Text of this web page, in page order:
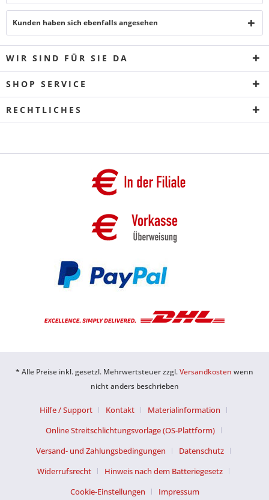
Kunden haben sich ebenfalls angesehen
WIR SIND FÜR SIE DA
SHOP SERVICE
RECHTLICHES
* Alle Preise inkl. gesetzl. Mehrwertsteuer zzgl.Versandkosten wenn
nicht anders beschrieben
Hilfe / Support Kontakt
Materialinformation
Online Streitschlichtungsvorlage (OS-Plattform)
Versand- und Zahlungsbedingungen
Datenschutz
Widerrufsrecht
Hinweis nach dem Batteriegesetz
Cookie-Einstellungen
Impressum